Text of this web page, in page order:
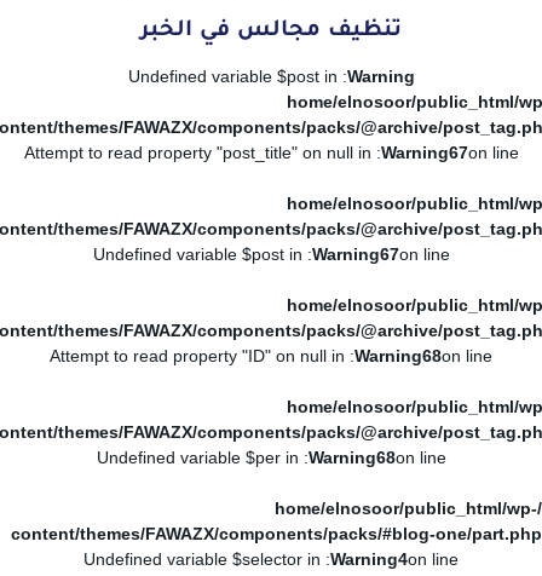
تنظيف مجالس في الخبر
Warning
: Undefined variable $post in
/home/elnosoor/public_html/
themes/FAWAZX/components/packs/@archive/
on line
67
Warning
: Attempt to read property "post_title" on null in
/home/elnosoor/public_html/
themes/FAWAZX/components/packs/@archive/
on line
67
Warning
: Undefined variable $post in
/home/elnosoor/public_html/
themes/FAWAZX/components/packs/@archive/
on line
68
Warning
: Attempt to read property "ID" on null in
/home/elnosoor/public_html/
themes/FAWAZX/components/packs/@archive/
on line
68
Warning
: Undefined variable $per in
/home/elnosoor/public_html/wp-
content/themes/FAWAZX/components/packs/#blog-one/part.php
on line
4
Warning
: Undefined variable $selector in